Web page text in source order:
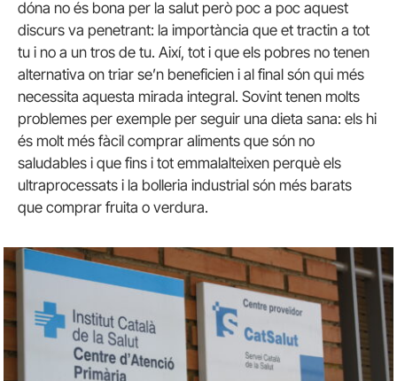
dóna no és bona per la salut però poc a poc aquest
discurs va penetrant: la importància que et tractin a tot
tu i no a un tros de tu. Així, tot i que els pobres no tenen
alternativa on triar se’n beneficien i al final són qui més
necessita aquesta mirada integral. Sovint tenen molts
problemes per exemple per seguir una dieta sana: els hi
és molt més fàcil comprar aliments que són no
saludables i que fins i tot emmalalteixen perquè els
ultraprocessats i la bolleria industrial són més barats
que comprar fruita o verdura.